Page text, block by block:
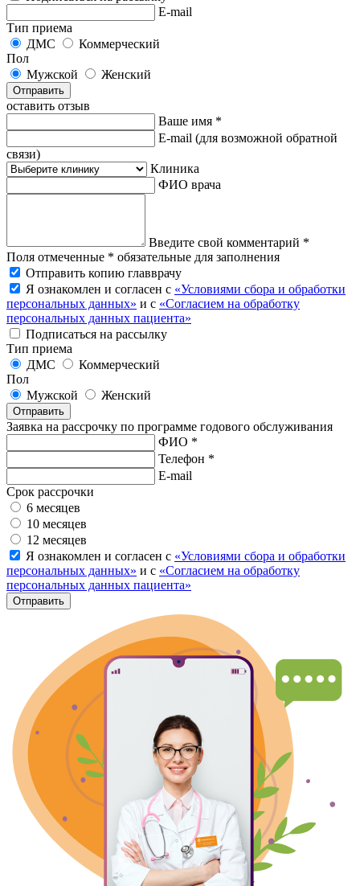
E-mail
Тип приема
ДМС
Коммерческий
Пол
Мужской
Женский
Отправить
оставить отзыв
Ваше имя *
E-mail (для возможной обратной
связи)
Клиника
ФИО врача
Введите свой комментарий *
Поля отмеченные * обязательные для заполнения
Отправить копию главврачу
Я ознакомлен и согласен с «Условиями сбора и обработки
персональных данных» и с «Согласием на обработку
персональных данных пациента»
Подписаться на рассылку
Тип приема
ДМС
Коммерческий
Пол
Мужской
Женский
Отправить
Заявка на рассрочку по программе годового обслуживания
ФИО *
Телефон *
E-mail
Срок рассрочки
6 месяцев
10 месяцев
12 месяцев
Я ознакомлен и согласен с «Условиями сбора и обработки
персональных данных» и с «Согласием на обработку
персональных данных пациента»
Отправить